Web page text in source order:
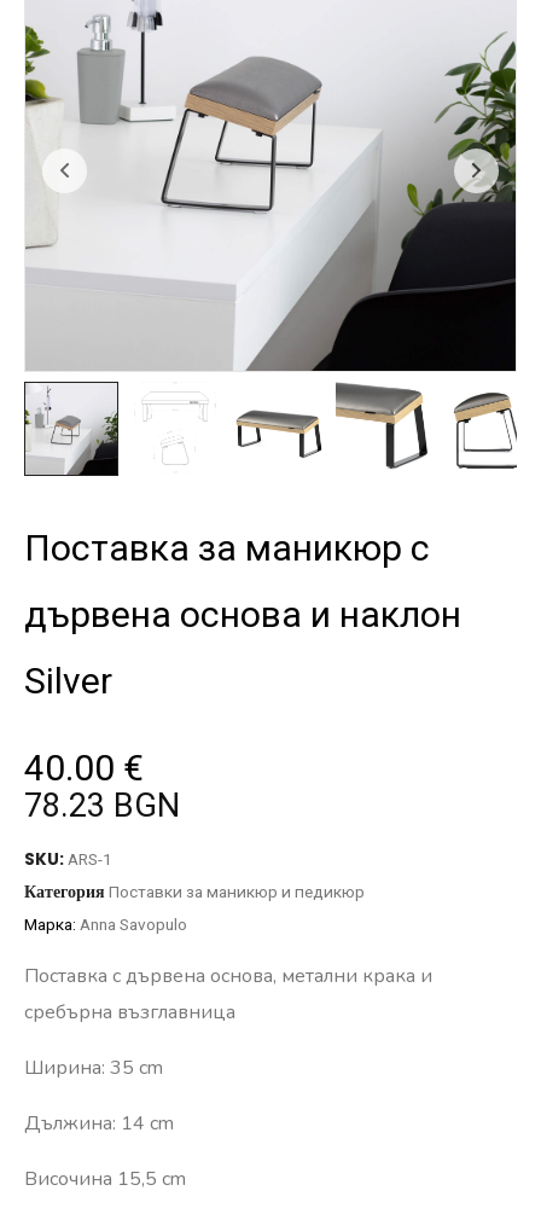
Поставка за маникюр с
дървена основа и наклон
Silver
40.00 €
78.23 BGN
SKU: ARS-1
Категория Поставки за маникюр и педикюр
Марка: Anna Savopulo
Поставка с дървена основа, метални крака и
сребърна възглавница
Ширина: 35 cm
Дължина: 14 cm
Височина 15,5 cm